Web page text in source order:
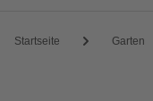
Startseite Garten